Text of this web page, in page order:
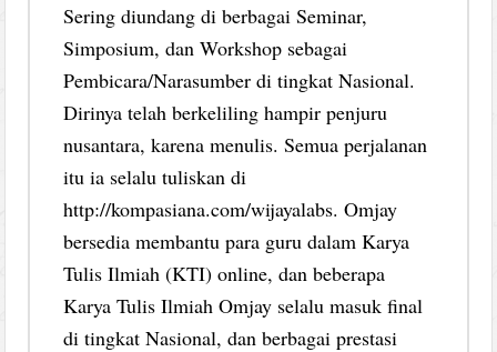
Sering diundang di berbagai Seminar,
Simposium, dan Workshop sebagai
Pembicara/Narasumber di tingkat Nasional.
Dirinya telah berkeliling hampir penjuru
nusantara, karena menulis. Semua perjalanan
itu ia selalu tuliskan di
http://kompasiana.com/wijayalabs. Omjay
bersedia membantu para guru dalam Karya
Tulis Ilmiah (KTI) online, dan beberapa
Karya Tulis Ilmiah Omjay selalu masuk final
di tingkat Nasional, dan berbagai prestasi